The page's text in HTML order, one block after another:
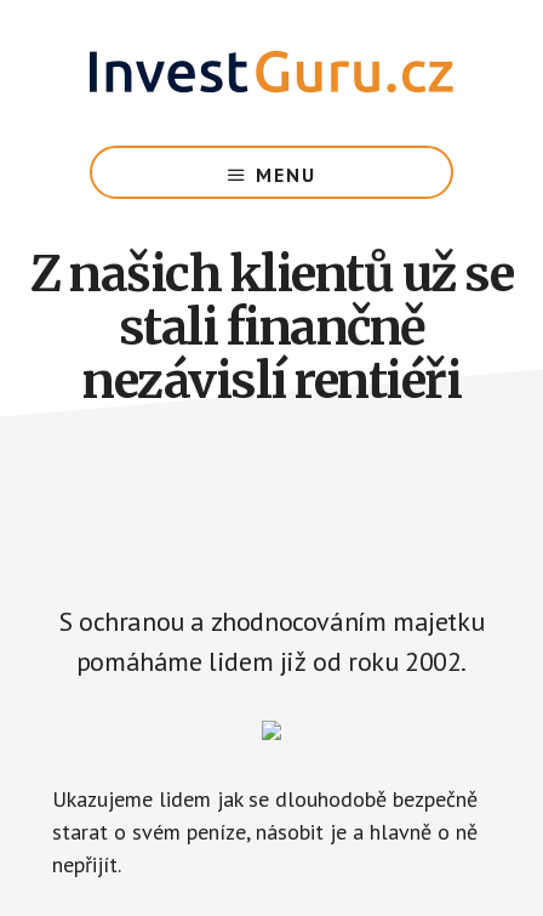
pro
budoucí
cestě
finanční
svobodě
MENU
Z našich klientů už se
stali finančně
nezávislí rentiéři
S ochranou a zhodnocováním majetku
pomáháme lidem již od roku 2002.
Ukazujeme lidem jak se dlouhodobě bezpečně
starat o svém peníze, násobit je a hlavně o ně
nepřijít.